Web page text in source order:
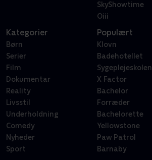
SkyShowtime
Oiii
Kategorier
Børn
Serier
Film
Dokumentar
Reality
Livsstil
Underholdning
Comedy
Nyheder
Sport
Populært
Klovn
Badehotellet
Sygeplejeskolen
X Factor
Bachelor
Forræder
Bachelorette
Yellowstone
Paw Patrol
Barnaby